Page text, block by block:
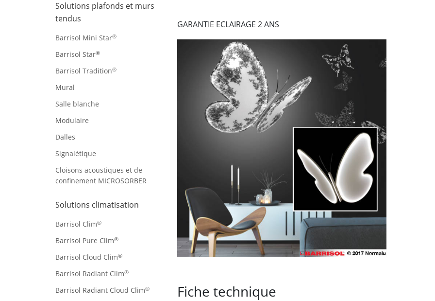
Solutions plafonds et murs
tendus
Barrisol Mini Star®
Barrisol Star®
Barrisol Tradition®
Mural
Salle blanche
Modulaire
Dalles
Signalétique
Cloisons acoustiques et de
confinement MICROSORBER
Solutions climatisation
Barrisol Clim®
Barrisol Pure Clim®
Barrisol Cloud Clim®
Barrisol Radiant Clim®
Barrisol Radiant Cloud Clim®
GARANTIE ECLAIRAGE 2 ANS
Fiche technique